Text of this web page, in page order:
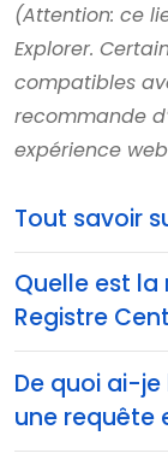
(Attention: ce
Explorer.
compatibles
recommande
expérience
Tout savoir
Quelle est
Registre
De quoi ai-
une requête